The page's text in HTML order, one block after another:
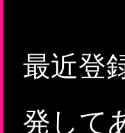
最近登
発して